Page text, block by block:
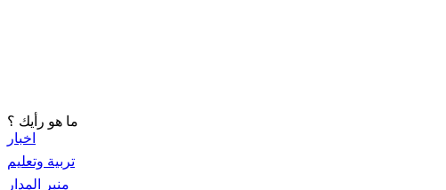
ما هو رأيك ؟
اخبار
تربية وتعليم
منبر المدار